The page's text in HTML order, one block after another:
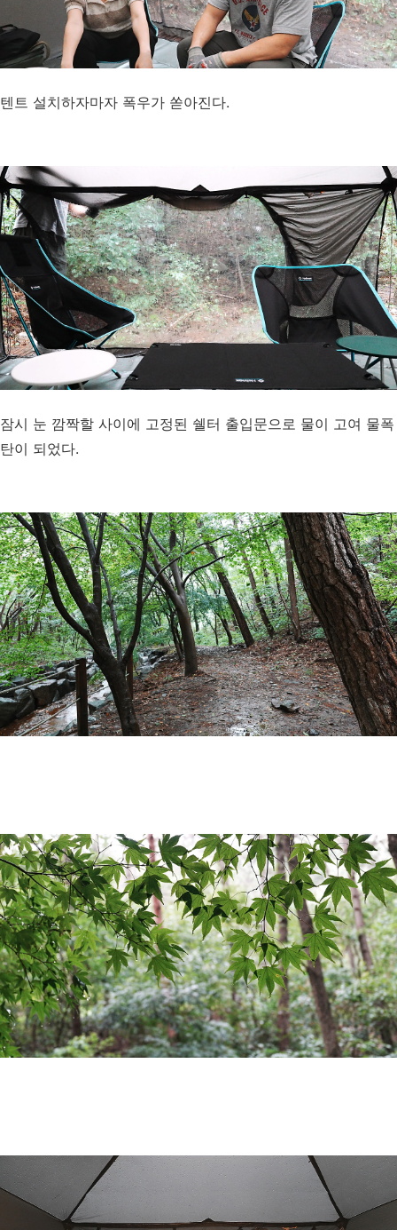
텐트 설치하자마자 폭우가 쏟아진다.
잠시 눈 깜짝할 사이에 고정된 쉘터 출입문으로 물이 고여 물폭
탄이 되었다.